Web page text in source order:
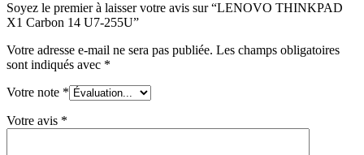
Soyez le premier à laisser votre avis sur “LENOVO THINKPAD
X1 Carbon 14 U7-255U”
Votre adresse e-mail ne sera pas publiée. Les champs obligatoires
sont indiqués avec *
Votre note *
Votre avis *